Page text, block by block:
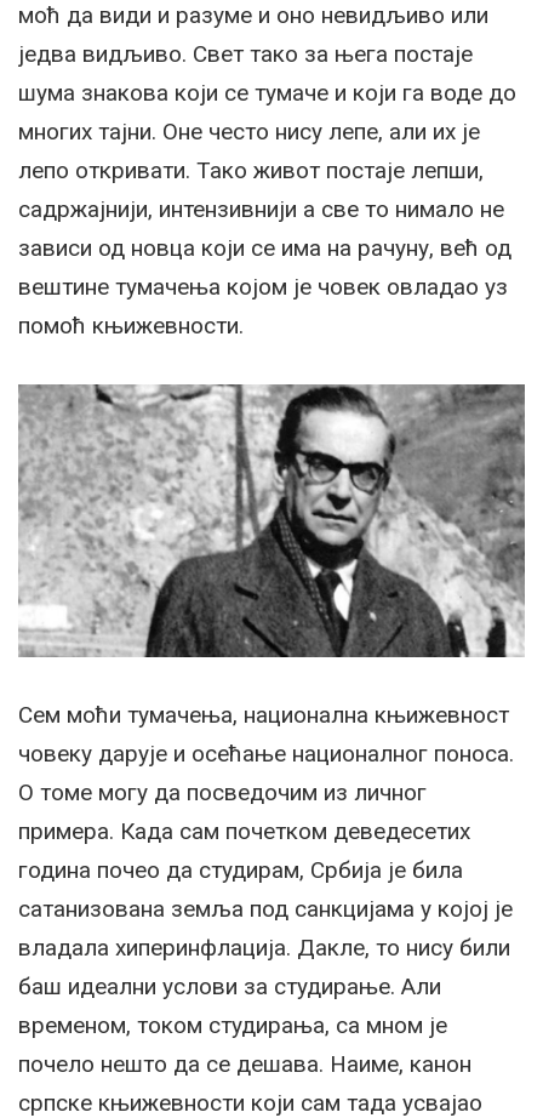
моћ да види и разуме и оно невидљиво или
једва видљиво. Свет тако за њега постаје
шума знакова који се тумаче и који га воде до
многих тајни. Оне често нису лепе, али их је
лепо откривати. Тако живот постаје лепши,
садржајнији, интензивнији а све то нимало не
зависи од новца који се има на рачуну, већ од
вештине тумачења којом је човек овладао уз
помоћ књижевности.
Сем моћи тумачења, национална књижевност
човеку дарује и осећање националног поноса.
О томе могу да посведочим из личног
примера. Када сам почетком деведесетих
година почео да студирам, Србија је била
сатанизована земља под санкцијама у којој је
владала хиперинфлација. Дакле, то нису били
баш идеални услови за студирање. Али
временом, током студирања, са мном је
почело нешто да се дешава. Наиме, канон
српске књижевности који сам тада усвајао